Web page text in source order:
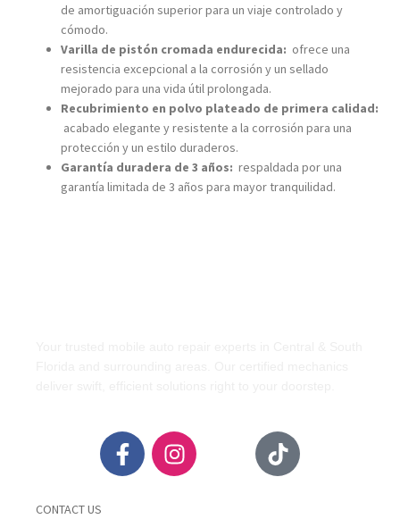
de amortiguación superior para un viaje controlado y
cómodo.
Varilla de pistón cromada endurecida: ofrece una
resistencia excepcional a la corrosión y un sellado
mejorado para una vida útil prolongada.
Recubrimiento en polvo plateado de primera calidad:
acabado elegante y resistente a la corrosión para una
protección y un estilo duraderos.
Garantía duradera de 3 años: respaldada por una
garantía limitada de 3 años para mayor tranquilidad.
CONTACT US